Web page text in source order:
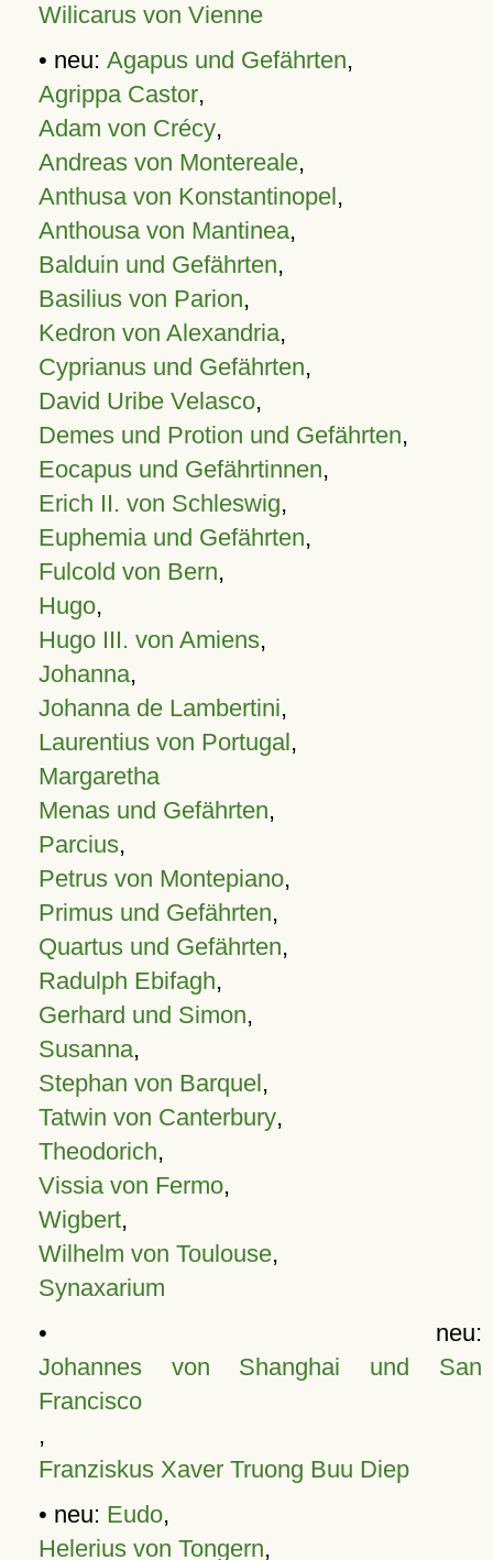
Wilicarus von Vienne
• neu: Agapus und Gefährten,
Agrippa Castor,
Adam von Crécy,
Andreas von Montereale,
Anthusa von Konstantinopel,
Anthousa von Mantinea,
Balduin und Gefährten,
Basilius von Parion,
Kedron von Alexandria,
Cyprianus und Gefährten,
David Uribe Velasco,
Demes und Protion und Gefährten,
Eocapus und Gefährtinnen,
Erich II. von Schleswig,
Euphemia und Gefährten,
Fulcold von Bern,
Hugo,
Hugo III. von Amiens,
Johanna,
Johanna de Lambertini,
Laurentius von Portugal,
Margaretha
Menas und Gefährten,
Parcius,
Petrus von Montepiano,
Primus und Gefährten,
Quartus und Gefährten,
Radulph Ebifagh,
Gerhard und Simon,
Susanna,
Stephan von Barquel,
Tatwin von Canterbury,
Theodorich,
Vissia von Fermo,
Wigbert,
Wilhelm von Toulouse,
Synaxarium
• neu:
Johannes von Shanghai und San
Francisco
,
Franziskus Xaver Truong Buu Diep
• neu: Eudo,
Helerius von Tongern,